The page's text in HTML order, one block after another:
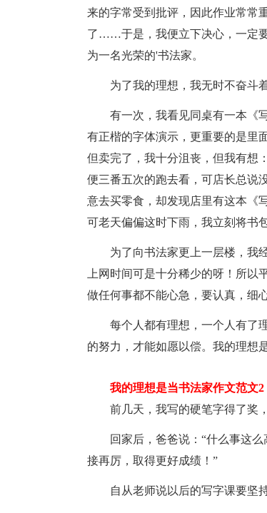
来的字常受到批评，因此作业常常
了……于是，我便立下决心，一定
为一名光荣的'书法家。
为了我的理想，我无时不奋斗着
有一次，我看见同桌有一本《写
有正楷的字体演示，更重要的是里
但卖完了，我十分沮丧，但我有想
便三番五次的跑去看，可店长总说
意去买零食，却发现店里有这本《
可老天偏偏这时下雨，我立刻将书
为了向书法家更上一层楼，我经
上网时间可是十分稀少的呀！所
做任何事都不能心急，要认真，细心
每个人都有理想，一个人有了理
的努力，才能如愿以偿。我的理想
我的理想是当书法家作文范文2
前几天，我写的硬笔字得了奖，
回家后，爸爸说：“什么事这么
接再厉，取得更好成绩！”
自从老师说以后的写字课要坚持